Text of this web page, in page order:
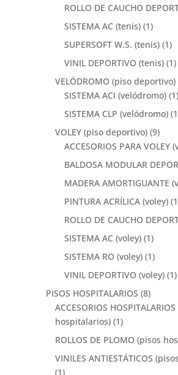
ROLLO DE CAUCHO
SISTEMA AC (tenis) (1)
SUPERSOFT W.S. (tenis) (1)
VINIL DEPORTIVO (tenis) (1)
VELÓDROMO (piso deportivo)
SISTEMA ACI (velódromo) (1)
SISTEMA CLP (velódromo)
VOLEY (piso deportivo) (9)
ACCESORIOS PARA VOLEY
BALDOSA MODULAR
MADERA AMORTIGUANTE
PINTURA ACRÍLICA (voley)
ROLLO DE CAUCHO
SISTEMA AC (voley) (1)
SISTEMA RO (voley) (1)
VINIL DEPORTIVO (voley) (1)
PISOS HOSPITALARIOS (8)
ACCESORIOS
hospitalarios) (1)
ROLLOS DE PLOMO (pisos
VINILES ANTIESTÁTICOS
(1)